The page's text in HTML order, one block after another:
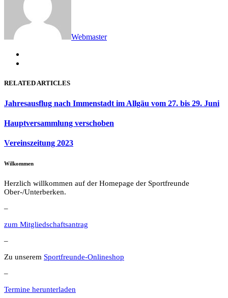
Webmaster
RELATED ARTICLES
Jahresausflug nach Immenstadt im Allgäu vom 27. bis 29. Juni
Hauptversammlung verschoben
Vereinszeitung 2023
Wilkommen
Herzlich willkommen auf der Homepage der Sportfreunde
Ober-/Unterberken.
–
zum Mitgliedschaftsantrag
–
Zu unserem Sportfreunde-Onlineshop
–
Termine herunterladen